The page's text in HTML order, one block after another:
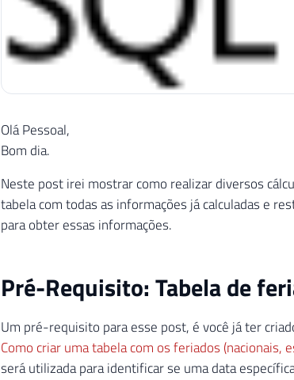
Olá Pessoal,
Bom dia.
Neste post irei mostrar como realizar diversos
tabela com todas as informações já calculadas e
para obter essas informações.
Pré-Requisito: Tabela de
Um pré-requisito para esse post, é você já ter
Como criar uma tabela com os feriados (nacionais,
será utilizada para identificar se uma data